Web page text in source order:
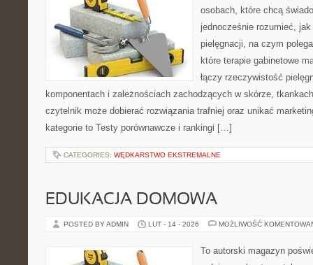
osobach, które chcą
jednocześnie rozumieć, jak
pielęgnacji, na czym
które terapie gabinetowe
łączy rzeczywistość
komponentach i zależnościach zachodzących w skórze,
czytelnik może dobierać rozwiązania trafniej oraz unikać
kategorie to Testy porównawcze i rankingi […]
CATEGORIES: WĘDKARSTWO EKSTREMALNE
EDUKACJA DOMOWA
POSTED BY ADMIN LUT - 14 - 2026 MOŻLIWOŚĆ
To autorski magazyn